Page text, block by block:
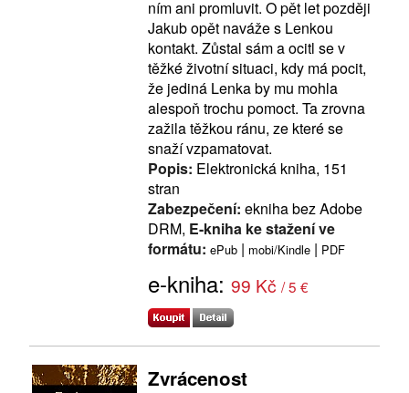
ním ani promluvit. O pět let později
Jakub opět naváže s Lenkou
kontakt. Zůstal sám a ocitl se v
těžké životní situaci, kdy má pocit,
že jediná Lenka by mu mohla
alespoň trochu pomoct. Ta zrovna
zažila těžkou ránu, ze které se
snaží vzpamatovat.
Popis: Elektronická kniha, 151
stran
Zabezpečení: ekniha bez Adobe
DRM, E-kniha ke stažení ve
formátu: ePub | mobi/Kindle | PDF
e-kniha: 99 Kč / 5 €
Zvrácenost